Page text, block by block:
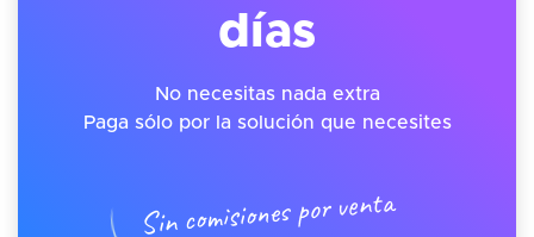
días
No necesitas nada extra
Paga sólo por la solución que necesites
Sin comisiones por venta